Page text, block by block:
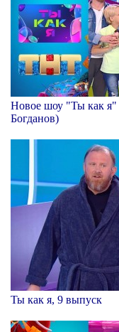
Новое шоу "Ты как
Богданов)
Ты как я, 9 выпуск